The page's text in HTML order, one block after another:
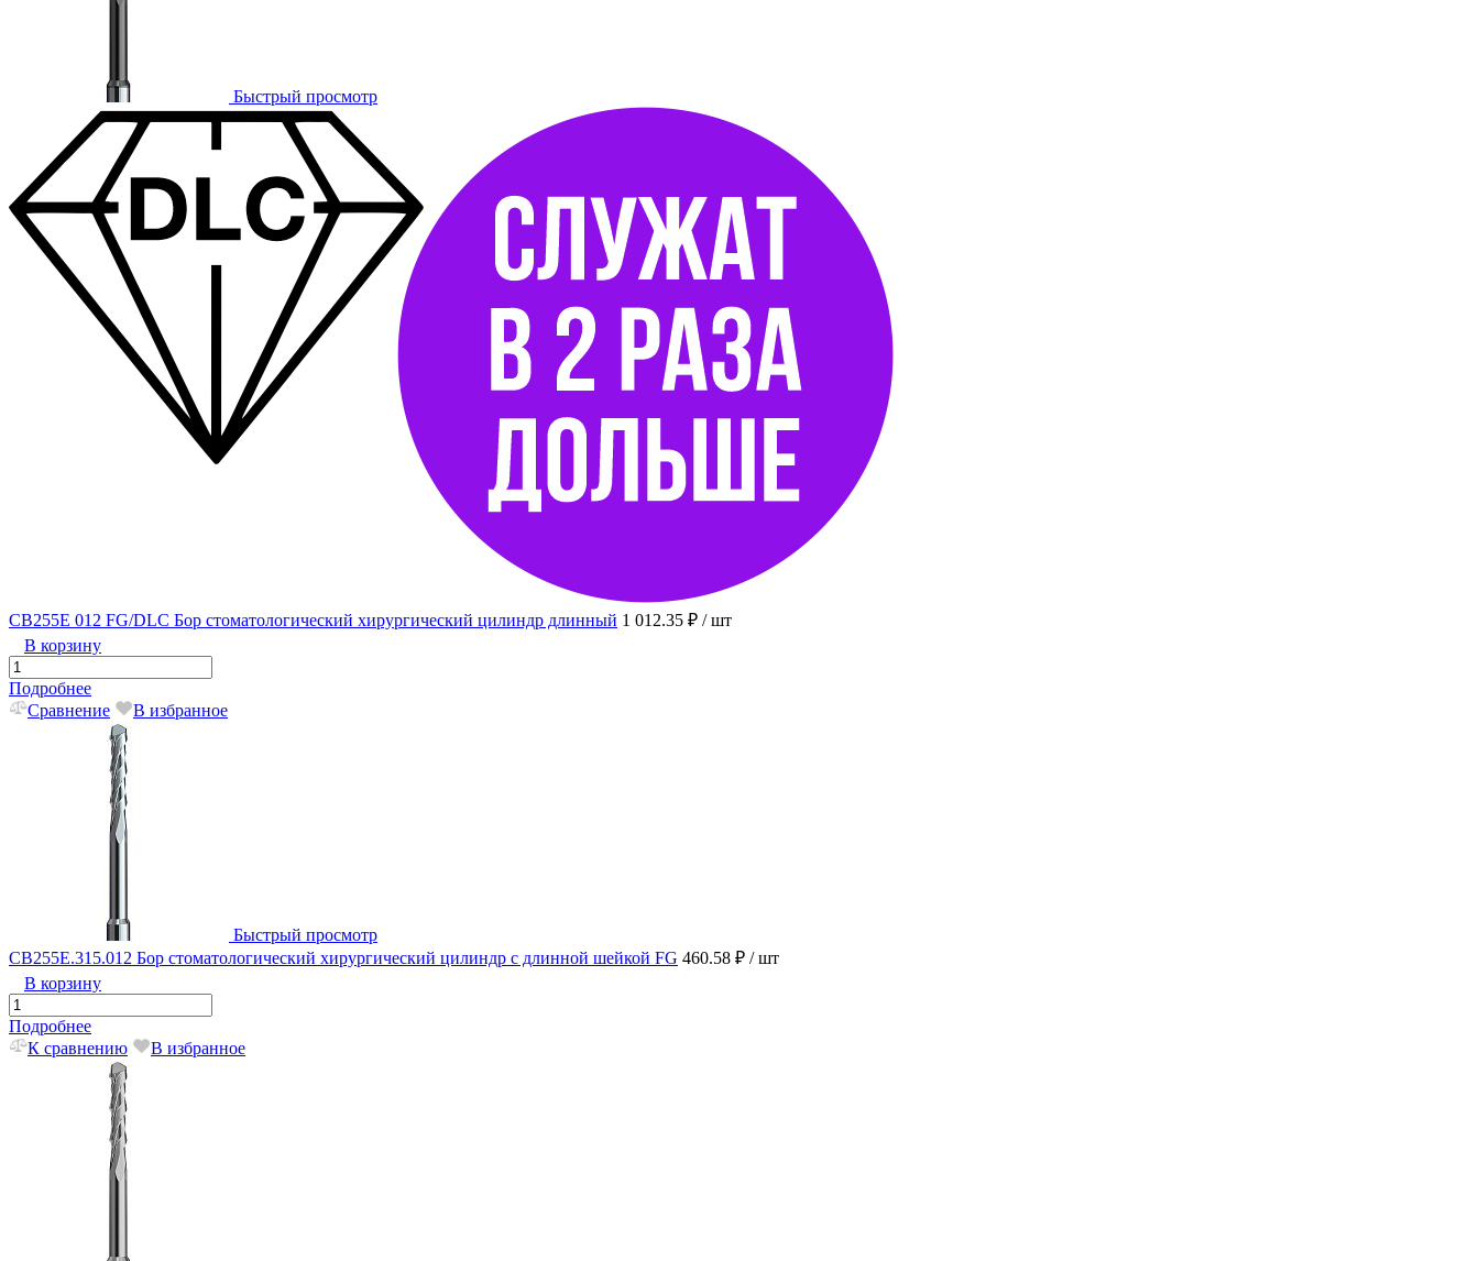
Быстрый просмотр
CB255E 012 FG/DLC Бор стоматологический хирургический цилиндр длинный 1 012.35 ₽ / шт
В корзину
Подробнее
Сравнение
В избранное
Быстрый просмотр
CB255E.315.012 Бор стоматологический хирургический цилиндр c длинной шейкой FG 460.58 ₽ / шт
В корзину
Подробнее
К сравнению
В избранное